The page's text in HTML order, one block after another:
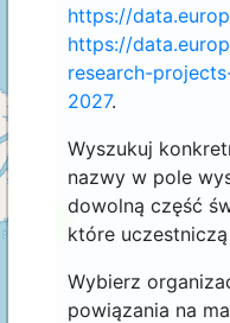
https://
https://
research-
2027.
Wyszukuj
nazwy w pole
dowolną część
które
Wybierz
powiązania na